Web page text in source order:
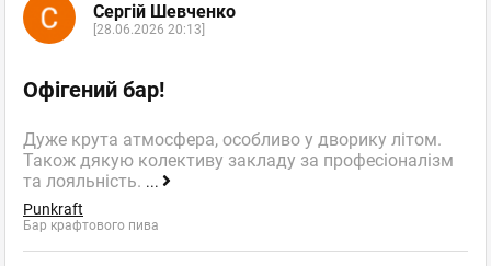
Сергій Шевченко
[28.06.2026 20:13]
Офігений бар!
Дуже крута атмосфера, особливо у дворику літом.
Також дякую колективу закладу за професіоналізм
та лояльність. ...
Punkraft
Бар крафтового пива